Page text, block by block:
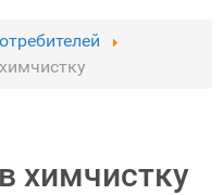
химчистку